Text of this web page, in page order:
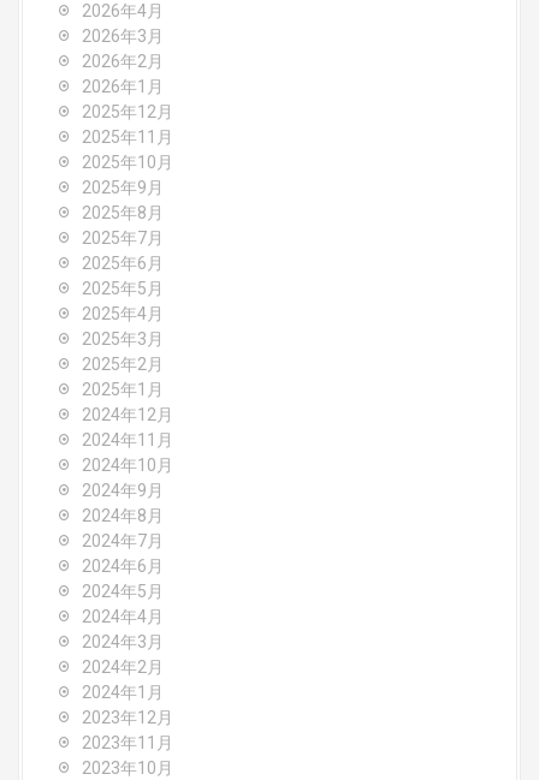
2026年4月
2026年3月
2026年2月
2026年1月
2025年12月
2025年11月
2025年10月
2025年9月
2025年8月
2025年7月
2025年6月
2025年5月
2025年4月
2025年3月
2025年2月
2025年1月
2024年12月
2024年11月
2024年10月
2024年9月
2024年8月
2024年7月
2024年6月
2024年5月
2024年4月
2024年3月
2024年2月
2024年1月
2023年12月
2023年11月
2023年10月